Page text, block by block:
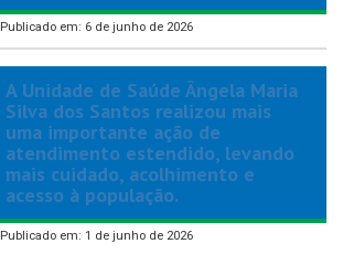
Publicado em: 6 de junho de 2026
A Unidade de Saúde Ângela Maria
Silva dos Santos realizou mais
uma importante ação de
atendimento estendido, levando
mais cuidado, acolhimento e
acesso à população.
Publicado em: 1 de junho de 2026